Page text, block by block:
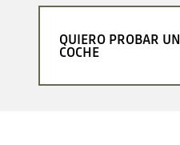
QUIERO PROBAR UN
COCHE